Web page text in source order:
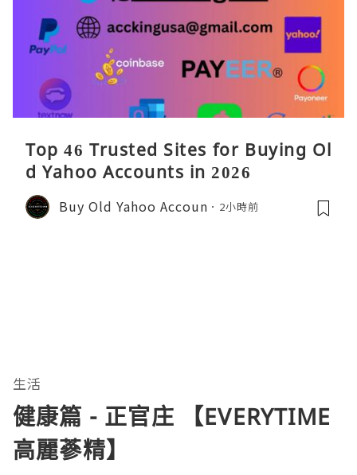
Top 46 Trusted Sites for Buying Ol
d Yahoo Accounts in 2026
Buy Old Yahoo Accoun 2小時前
生活
健康篇 - 正官庄 【EVERYTIME
高麗蔘精】